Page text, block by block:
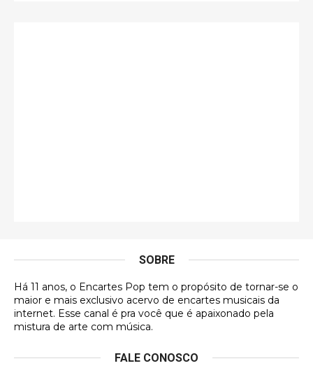
DVD MIDINHO
Francierton
futuras aquisições, e olhando o encarte aqui, me
SOBRE
Há 11 anos, o Encartes Pop tem o propósito de tornar-se o
maior e mais exclusivo acervo de encartes musicais da
internet. Esse canal é pra você que é apaixonado pela
mistura de arte com música.
FALE CONOSCO